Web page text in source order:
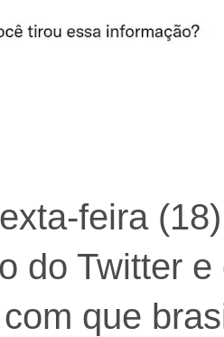
feira
do Twitter
que